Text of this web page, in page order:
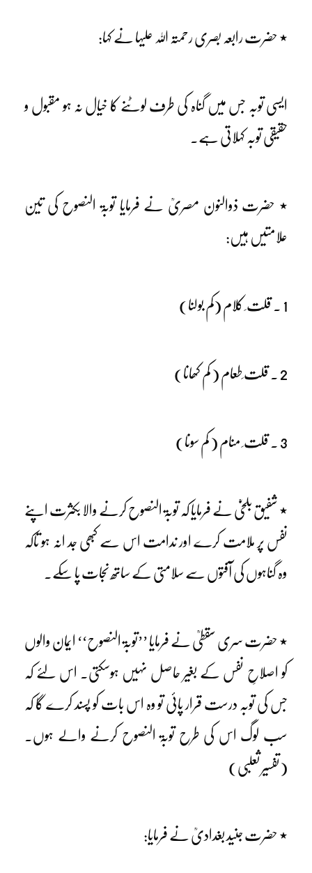
٭ حضرت رابعہ بصری رحمتہ اللہ علیہا نے کہا:
ایسی توبہ جس میں گناہ کی طرف لوٹنے کا خیال نہ ہو مقبول و
حقیقی توبہ کہلاتی ہے۔
٭ حضرت ذوالنون مصریؒ نے فرمایا توبۃ النصوح کی تین
علامتیں ہیں:
1 ۔ قلت ِ کلام (کم بولنا)
2 ۔ قلت ِطعام ( کم کھانا)
3 ۔ قلت ِ منام ( کم سونا)
٭ شفیق بلخیؒ نے فرمایا کہ توبۃ النصوح کرنے والا بکثرت اپنے
نفس پر ملامت کرے اور ندامت اس سے کبھی جد انہ ہو تاکہ
وہ گناہوں کی آفتوں سے سلامتی کے ساتھ نجات پا سکے۔
٭ حضرت سری سقطیؒ نے فرمایا ’’توبۃ النصوح‘‘ ایمان والوں
کو اصلاحِ نفس کے بغیر حاصل نہیں ہوسکتی۔ اس لئے کہ
جس کی توبہ درست قرار پائی تو وہ اس بات کو پسند کرے گا کہ
سب لوگ اس کی طرح توبۃ النصوح کرنے والے ہوں۔
(تفسیر ثعلبی)
٭ حضرت جنید بغدادیؒ نے فرمایا: